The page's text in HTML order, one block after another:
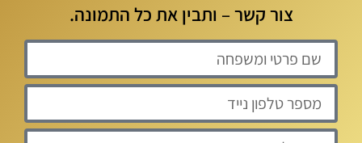
צור קשר – ותבין את כל התמונה.